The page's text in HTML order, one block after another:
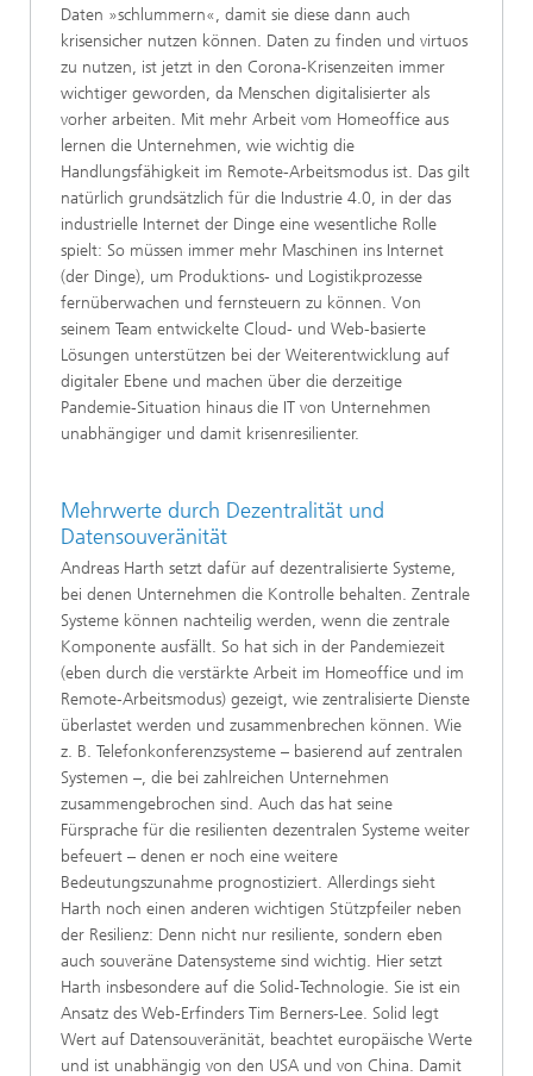
Daten »schlummern«, damit sie diese dann auch
krisensicher nutzen können. Daten zu finden und virtuos
zu nutzen, ist jetzt in den Corona-Krisenzeiten immer
wichtiger geworden, da Menschen digitalisierter als
vorher arbeiten. Mit mehr Arbeit vom Homeoffice aus
lernen die Unternehmen, wie wichtig die
Handlungsfähigkeit im Remote-Arbeitsmodus ist. Das gilt
natürlich grundsätzlich für die Industrie 4.0, in der das
industrielle Internet der Dinge eine wesentliche Rolle
spielt: So müssen immer mehr Maschinen ins Internet
(der Dinge), um Produktions- und Logistikprozesse
fernüberwachen und fernsteuern zu können. Von
seinem Team entwickelte Cloud- und Web-basierte
Lösungen unterstützen bei der Weiterentwicklung auf
digitaler Ebene und machen über die derzeitige
Pandemie-Situation hinaus die IT von Unternehmen
unabhängiger und damit krisenresilienter.
Mehrwerte durch Dezentralität und
Datensouveränität
Andreas Harth setzt dafür auf dezentralisierte Systeme,
bei denen Unternehmen die Kontrolle behalten. Zentrale
Systeme können nachteilig werden, wenn die zentrale
Komponente ausfällt. So hat sich in der Pandemiezeit
(eben durch die verstärkte Arbeit im Homeoffice und im
Remote-Arbeitsmodus) gezeigt, wie zentralisierte Dienste
überlastet werden und zusammenbrechen können. Wie
z. B. Telefonkonferenzsysteme – basierend auf zentralen
Systemen –, die bei zahlreichen Unternehmen
zusammengebrochen sind. Auch das hat seine
Fürsprache für die resilienten dezentralen Systeme weiter
befeuert – denen er noch eine weitere
Bedeutungszunahme prognostiziert. Allerdings sieht
Harth noch einen anderen wichtigen Stützpfeiler neben
der Resilienz: Denn nicht nur resiliente, sondern eben
auch souveräne Datensysteme sind wichtig. Hier setzt
Harth insbesondere auf die Solid-Technologie. Sie ist ein
Ansatz des Web-Erfinders Tim Berners-Lee. Solid legt
Wert auf Datensouveränität, beachtet europäische Werte
und ist unabhängig von den USA und von China. Damit